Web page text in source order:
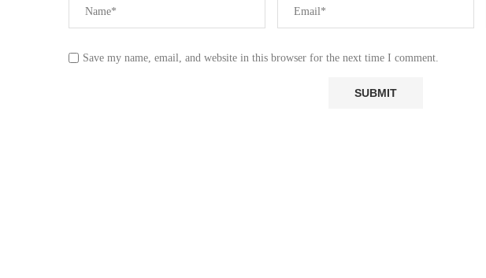
Save my name, email, and website in this browser for the next time I comment.